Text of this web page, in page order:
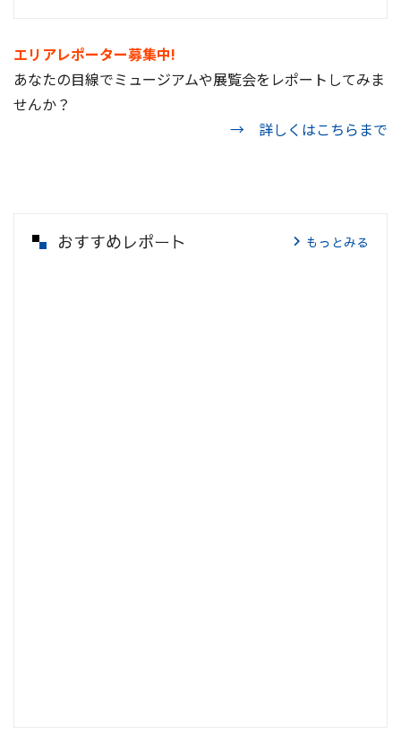
エリアレポーター募集中!
あなたの目線でミュージアムや展覧会をレポートしてみま
せんか？
→ 詳しくはこちらまで
おすすめレポート もっとみる